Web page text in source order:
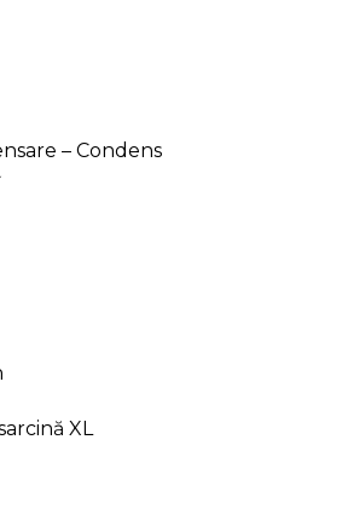
– Condens
XL